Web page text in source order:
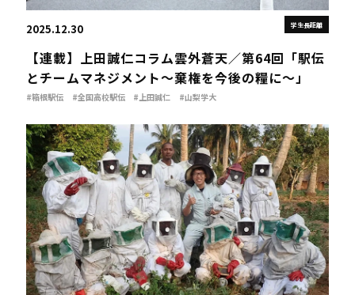
学生長距離
2025.12.30
【連載】上田誠仁コラム雲外蒼天／第64回「駅伝
とチームマネジメント～棄権を今後の糧に～」
#箱根駅伝 #全国高校駅伝 #上田誠仁 #山梨学大